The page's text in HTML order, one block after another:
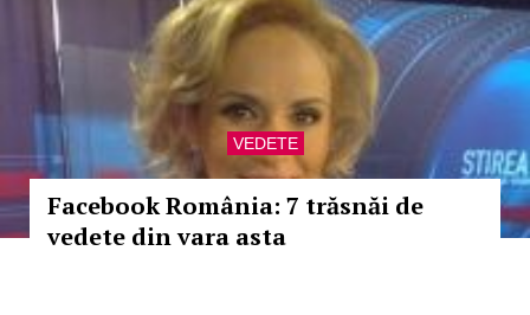
VEDETE
Facebook România: 7 trăsnăi de
vedete din vara asta